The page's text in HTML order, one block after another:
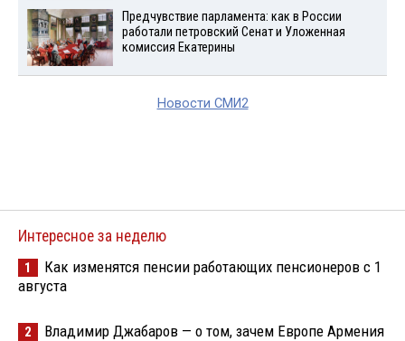
Предчувствие парламента: как в России
работали петровский Сенат и Уложенная
комиссия Екатерины
Новости СМИ2
Интересное за неделю
1
Как изменятся пенсии работающих пенсионеров с 1
августа
2 Владимир Джабаров — о том, зачем Европе Армения